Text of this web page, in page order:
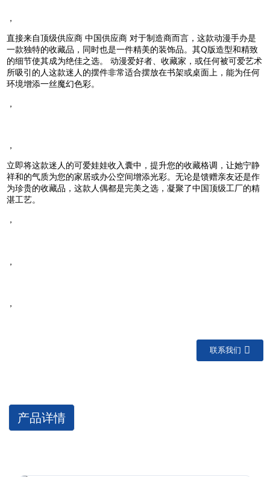
，
直接来自顶级供应商中国供应商 对于制造商而言，这款动漫手办是
一款独特的收藏品，同时也是一件精美的装饰品。其Q版造型和精致
的细节使其成为绝佳之选。动漫爱好者、收藏家，或任何被可爱艺术
所吸引的人这款迷人的摆件非常适合摆放在书架或桌面上，能为任何
环境增添一丝魔幻色彩。
，
，
立即将这款迷人的可爱娃娃收入囊中，提升您的收藏格调，让她宁静
祥和的气质为您的家居或办公空间增添光彩。无论是馈赠亲友还是作
为珍贵的收藏品，这款人偶都是完美之选，凝聚了中国顶级工厂的精
湛工艺。
，
，
，
联系我们
产品详情